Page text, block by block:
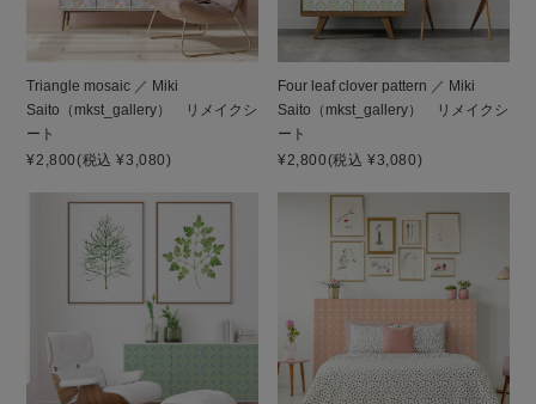
Triangle mosaic ／ Miki
Saito（mkst_gallery） リメイクシ
ート
¥2,800(税込 ¥3,080)
Four leaf clover pattern ／ Miki
Saito（mkst_gallery） リメイクシ
ート
¥2,800(税込 ¥3,080)